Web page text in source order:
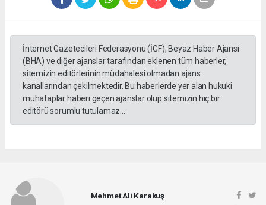
İnternet Gazetecileri Federasyonu (İGF), Beyaz Haber Ajansı
(BHA) ve diğer ajanslar tarafından eklenen tüm haberler,
sitemizin editörlerinin müdahalesi olmadan ajans
kanallarından çekilmektedir. Bu haberlerde yer alan hukuki
muhataplar haberi geçen ajanslar olup sitemizin hiç bir
editörü sorumlu tutulamaz...
Mehmet Ali Karakuş